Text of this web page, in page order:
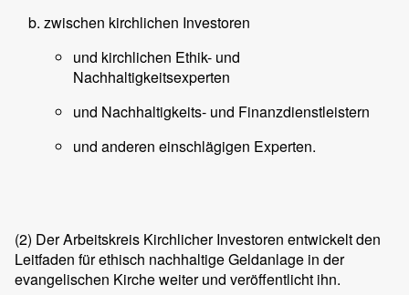
zwischen kirchlichen Investoren
und kirchlichen Ethik- und
Nachhaltigkeitsexperten
und Nachhaltigkeits- und Finanzdienstleistern
und anderen einschlägigen Experten.
(2) Der Arbeitskreis Kirchlicher Investoren entwickelt den
Leitfaden für ethisch nachhaltige Geldanlage in der
evangelischen Kirche weiter und veröffentlicht ihn.